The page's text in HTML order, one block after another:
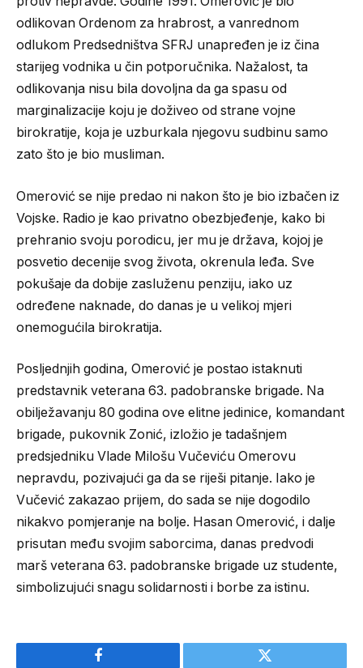
odlikovan Ordenom za hrabrost, a vanrednom
odlukom Predsedništva SFRJ unapređen je iz čina
starijeg vodnika u čin potporučnika. Nažalost, ta
odlikovanja nisu bila dovoljna da ga spasu od
marginalizacije koju je doživeo od strane vojne
birokratije, koja je uzburkala njegovu sudbinu samo
zato što je bio musliman.
Omerović se nije predao ni nakon što je bio izbačen iz
Vojske. Radio je kao privatno obezbjeđenje, kako bi
prehranio svoju porodicu, jer mu je država, kojoj je
posvetio decenije svog života, okrenula leđa. Sve
pokušaje da dobije zasluženu penziju, iako uz
određene naknade, do danas je u velikoj mjeri
onemogućila birokratija.
Posljednjih godina, Omerović je postao istaknuti
predstavnik veterana 63. padobranske brigade. Na
obilježavanju 80 godina ove elitne jedinice, komandant
brigade, pukovnik Zonić, izložio je tadašnjem
predsjedniku Vlade Milošu Vučeviću Omerovu
nepravdu, pozivajući ga da se riješi pitanje. Iako je
Vučević zakazao prijem, do sada se nije dogodilo
nikakvo pomjeranje na bolje. Hasan Omerović, i dalje
prisutan među svojim saborcima, danas predvodi
marš veterana 63. padobranske brigade uz studente,
simbolizujući snagu solidarnosti i borbe za istinu.